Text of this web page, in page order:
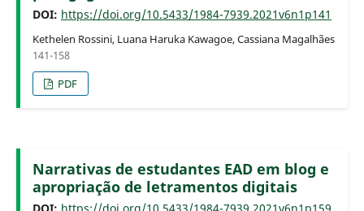
DOI: https://doi.org/10.5433/1984-7939.2021v6n1p141
Kethelen Rossini, Luana Haruka Kawagoe, Cassiana Magalhães
141-158
PDF
Narrativas de estudantes EAD em blog e
apropriação de letramentos digitais